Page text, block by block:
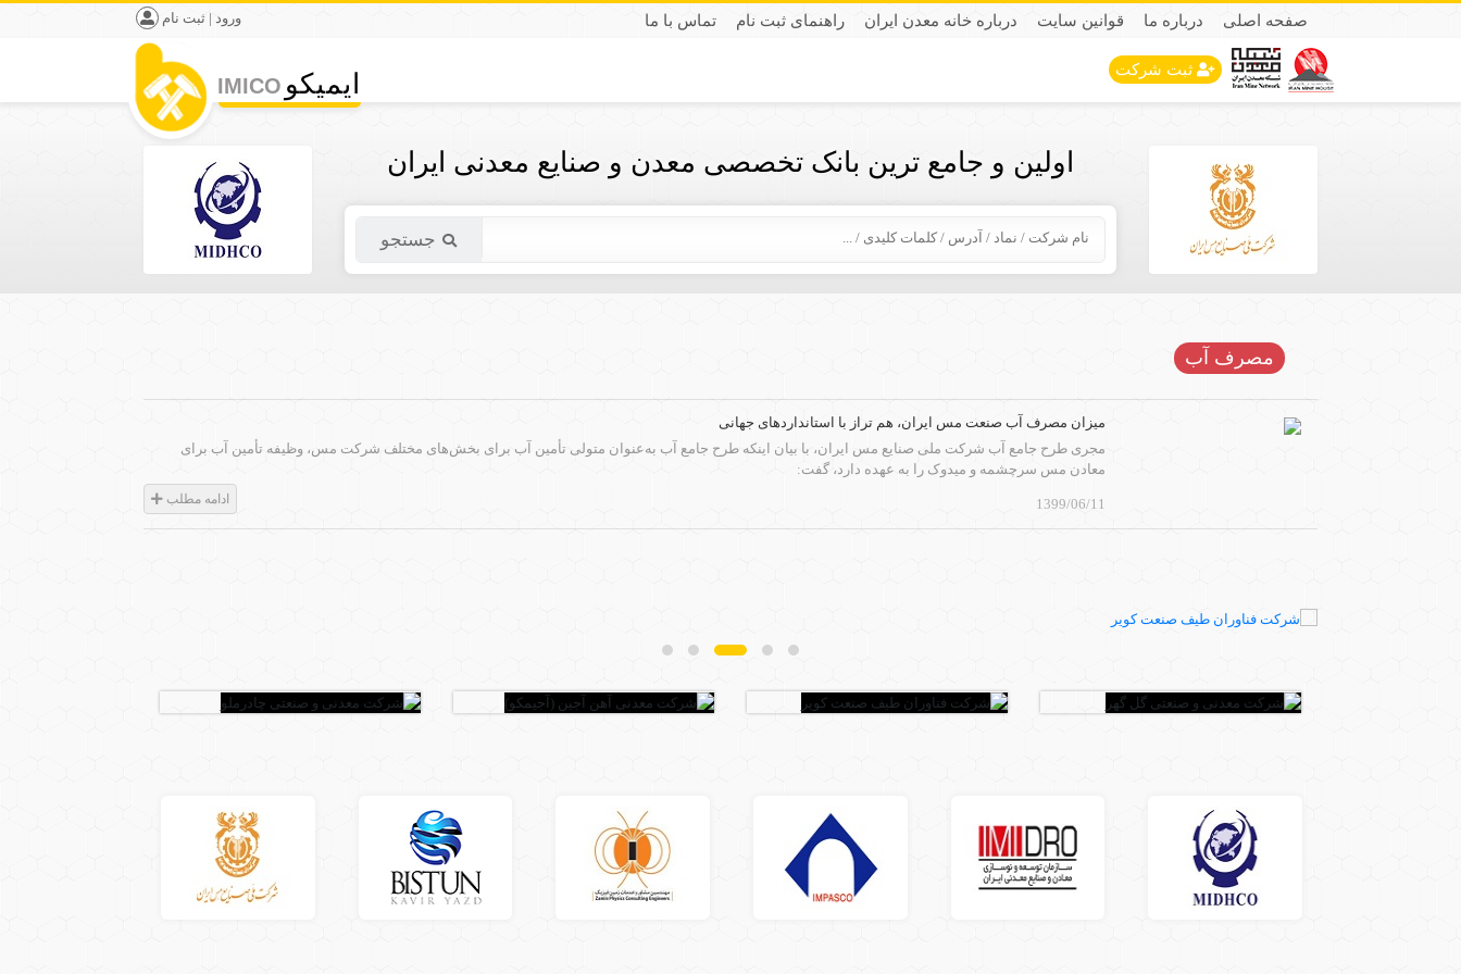
صفحه اصلی درباره ما قوانین سایت درباره خانه معدن ایران راهنمای ثبت نام تماس با ما ورود | ثبت نام
ثبت شرکت ایمیکو IMICO
اولین و جامع ترین بانک تخصصی معدن و صنایع معدنی ایران
جستجو
مصرف آب
میزان مصرف آب صنعت مس ایران، هم تراز با استانداردهای جهانی
مجری طرح جامع آب شرکت ملی صنایع مس ایران، با بیان اینکه طرح جامع آب به‌عنوان متولی تأمین آب برای بخش‌های مختلف شرکت مس، وظیفه تأمین آب برای
معادن مس سرچشمه و میدوک را به عهده دارد، گفت:
1399/06/11 ادامه مطلب